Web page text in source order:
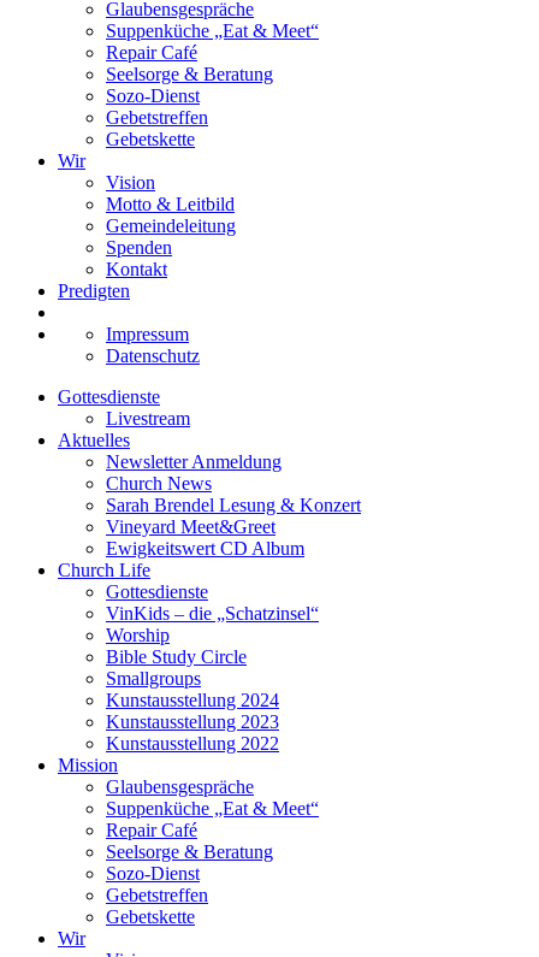
Glaubensgespräche
Suppenküche „Eat & Meet“
Repair Café
Seelsorge & Beratung
Sozo-Dienst
Gebetstreffen
Gebetskette
Wir
Vision
Motto & Leitbild
Gemeindeleitung
Spenden
Kontakt
Predigten
Impressum
Datenschutz
Gottesdienste
Livestream
Aktuelles
Newsletter Anmeldung
Church News
Sarah Brendel Lesung & Konzert
Vineyard Meet&Greet
Ewigkeitswert CD Album
Church Life
Gottesdienste
VinKids – die „Schatzinsel“
Worship
Bible Study Circle
Smallgroups
Kunstausstellung 2024
Kunstausstellung 2023
Kunstausstellung 2022
Mission
Glaubensgespräche
Suppenküche „Eat & Meet“
Repair Café
Seelsorge & Beratung
Sozo-Dienst
Gebetstreffen
Gebetskette
Wir